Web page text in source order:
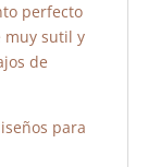
perfecto
muy sutil y
de
para